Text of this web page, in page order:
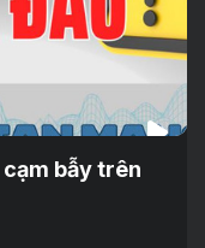
bẫy trên